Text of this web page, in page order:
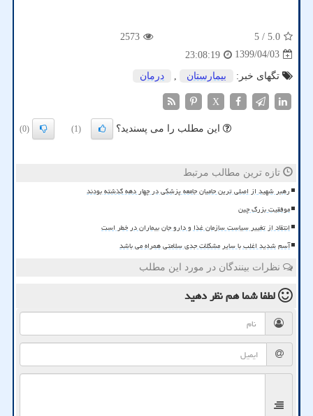
5.0
/ 5
2573
1399/04/03
23:08:19
تگهای خبر:
بیمارستان , درمان
X
این مطلب را می پسندید؟ (1)
(0)
تازه ترین مطالب مرتبط
رهبر شهید از اصلی ترین حامیان جامعه پزشکی در چهار دهه گذشته بودند
موفقیت بزرگ چین
انتقاد از تغییر سیاست سازمان غذا و دارو جان بیماران در خطر است
آسم شدید اغلب با سایر مشکلات جدی سلامتی همراه می باشد
نظرات بینندگان در مورد این مطلب
لطفا شما همنظر دهید